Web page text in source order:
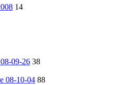
14
09-26 38
08-10-04 88